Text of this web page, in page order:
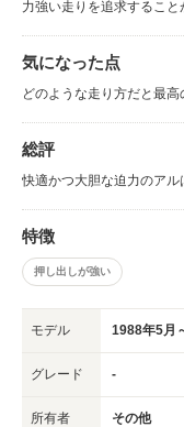
力強い走りを追求するこ
気になった点
どのような走り方だと最
総評
快適かつ大胆な迫力のア
特徴
押し出しが強い
モデル 1988年5月
グレード -
所有者 その他